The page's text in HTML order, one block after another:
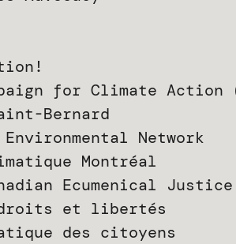
for Climate Action
Bernard
Network
Montréal
Ecumenical
droits et libertés
des citoyens